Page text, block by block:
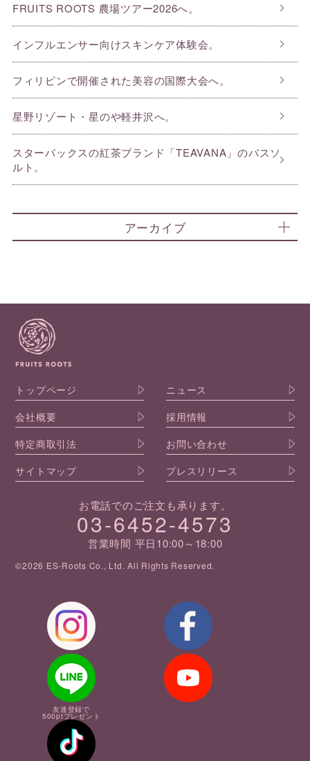
FRUITS ROOTS 農場ツアー2026へ。
インフルエンサー向けスキンケア体験会。
フィリピンで開催された美容の国際大会へ。
星野リゾート・星のや軽井沢へ。
スターバックスの紅茶ブランド「TEAVANA」のバスソ
ルト。
アーカイブ
トップページ
ニュース
会社概要
採用情報
特定商取引法
お問い合わせ
サイトマップ
プレスリリース
お電話でのご注文も承ります。
03-6452-4573
営業時間 平日10:00～18:00
©2026 ES-Roots Co., Ltd. All Rights Reserved.
友達登録で
500ptプレゼント